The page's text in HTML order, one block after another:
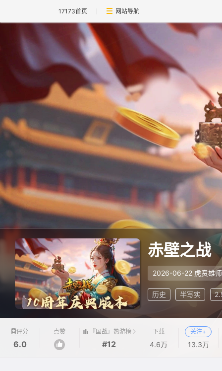
17173首页 网站导航
赤壁之战
2026-06-22 虎贲雄师
历史 半写实
评分
6.0
点赞 『国战』热游榜
#12
下载
4.6万
关注+
13.3万